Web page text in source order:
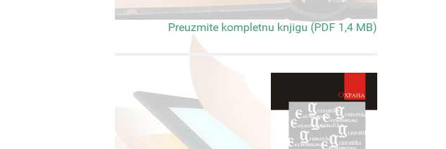
Preuzmite kompletnu knjigu (PDF 1,4 MB)